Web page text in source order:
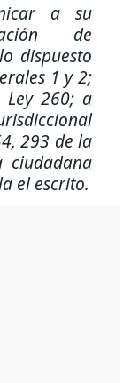
a su
de
dispuesto
1 y 2;
260; a
293 de la
el escrito.